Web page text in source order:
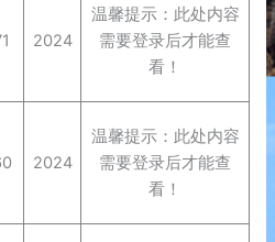
2024
温馨提示：此处内容
需要登录后才能查
看！
2024
温馨提示：此处内容
需要登录后才能查
看！